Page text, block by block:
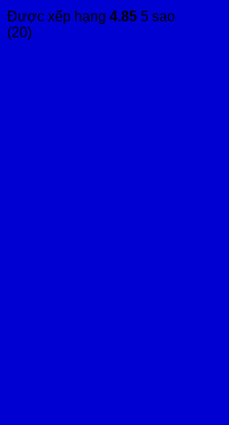
Được xếp hạng 4.85 5 sao
(20)